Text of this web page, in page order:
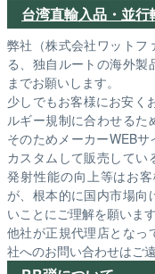
台湾直輸入品・並
弊社（株式会社ワットフ
る、独自ルートの海外
までお願いします。
少しでもお客様にお安く
ルギー規制に合わせるた
そのためメーカーWEB
カスタムして販売してい
発射性能の向上等はお
が、根本的に国内市場向
いことにご理解を願います
他社が正規代理店となっ
社へのお問い合わせはご